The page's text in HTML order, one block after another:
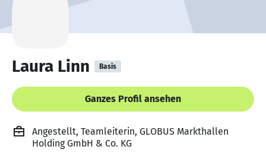
Laura Linn Basis
Ganzes Profil ansehen
Angestellt, Teamleiterin, GLOBUS Markthallen
Holding GmbH & Co. KG